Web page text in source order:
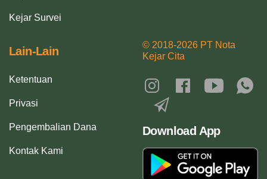
Kejar Survei
Lain-Lain
Ketentuan
Privasi
Pengembalian Dana
Kontak Kami
© 2018-2026 PT Nota
Kejar Cita
Download App